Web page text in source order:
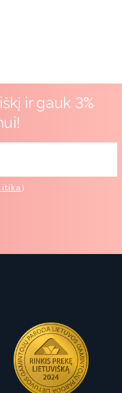
ir gauk 3%
)